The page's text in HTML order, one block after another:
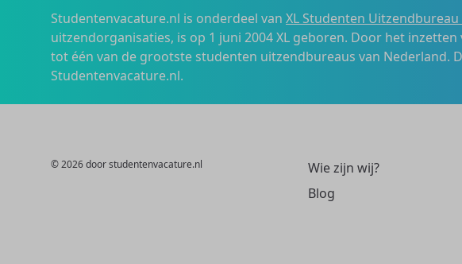
Studentenvacature.nl is onderdeel van XL Studenten Uitzendbureau
uitzendorganisaties, is op 1 juni 2004 XL geboren. Door het
tot één van de grootste studenten uitzendbureaus van Nederland.
Studentenvacature.nl.
© 2026 door studentenvacature.nl
Wie zijn wij?
Blog